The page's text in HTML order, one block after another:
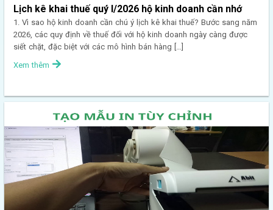
Lịch kê khai thuế quý I/2026 hộ kinh doanh cần nhớ
1. Vì sao hộ kinh doanh cần chú ý lịch kê khai thuế? Bước sang năm
2026, các quy định về thuế đối với hộ kinh doanh ngày càng được
siết chặt, đặc biệt với các mô hình bán hàng […]
Xem thêm